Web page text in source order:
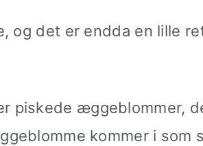
og det er endda en lille
piskede æggeblommer,
kommer i som